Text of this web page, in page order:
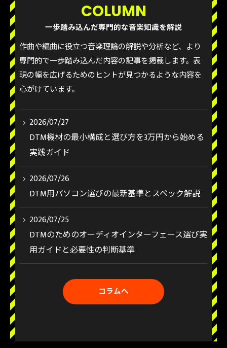
一歩踏み込んだ専門的な音楽知識を解説
COLUMN
作曲や編曲に役立つ音楽理論の解説や分析など、より
専門的で一歩踏み込んだ内容の記事を掲載します。表
現の幅を広げるためのヒントが見つかるような内容を
心がけています。
2026/07/27
DTM機材の最小構成と選び方を3万円から始める
実践ガイド
2026/07/26
DTM用パソコン選びの最新基準とスペック解説
2026/07/25
DTMのためのオーディオインターフェース選び実
用ガイドと必要性の判断基準
コラムへ